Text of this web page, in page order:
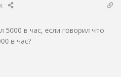
5000 в час, если говорил что
в час?